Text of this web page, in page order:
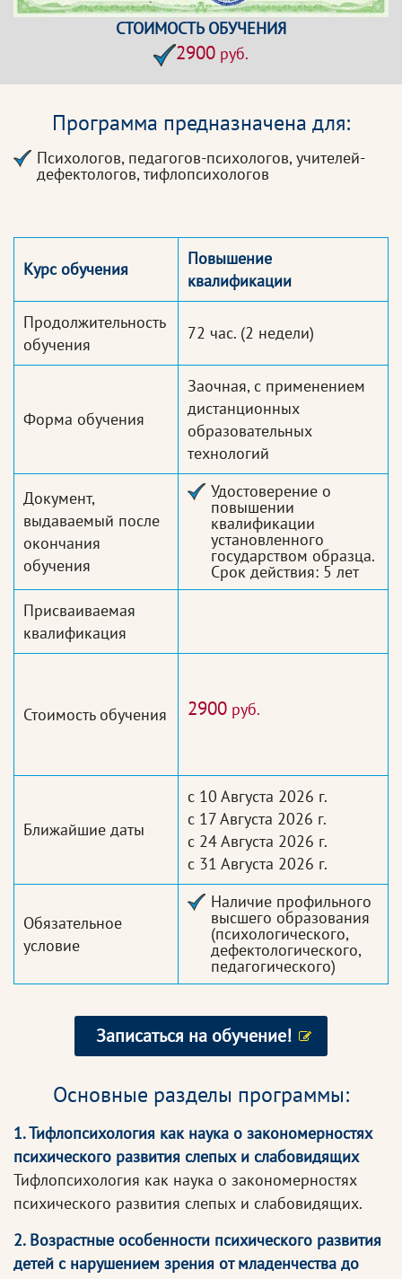
СТОИМОСТЬ ОБУЧЕНИЯ
2900 руб.
Программа предназначена для:
Психологов, педагогов-психологов, учителей-
дефектологов, тифлопсихологов
Курс обучения
Повышение
квалификации
Продолжительность
обучения
72 час. (2 недели)
Форма обучения
Заочная, с применением
дистанционных
образовательных
технологий
Документ,
выдаваемый после
окончания
обучения
Удостоверение о
повышении
квалификации
установленного
государством образца.
Срок действия: 5 лет
Присваиваемая
квалификация
Стоимость обучения 2900 руб.
Ближайшие даты
с 10 Августа 2026 г.
с 17 Августа 2026 г.
с 24 Августа 2026 г.
с 31 Августа 2026 г.
Обязательное
условие
Наличие профильного
высшего образования
(психологического,
дефектологического,
педагогического)
Записаться на обучение!
Основные разделы программы:
1. Тифлопсихология как наука о закономерностях
психического развития слепых и слабовидящих
Тифлопсихология как наука о закономерностях
психического развития слепых и слабовидящих.
2. Возрастные особенности психического развития
детей с нарушением зрения от младенчества до